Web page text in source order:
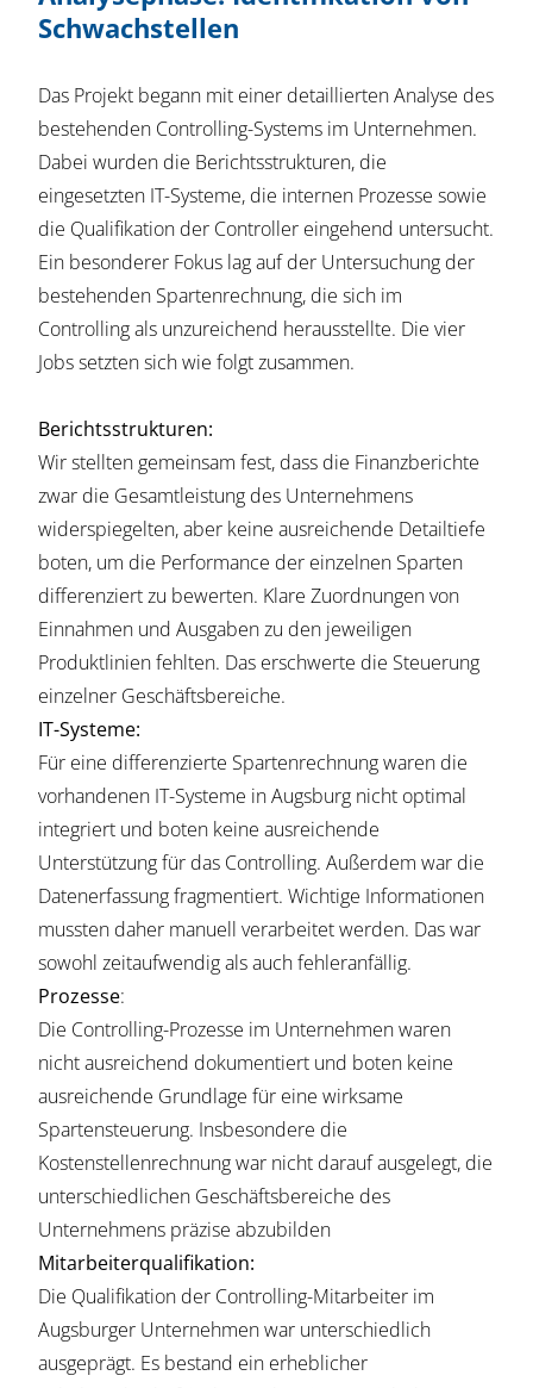
Schwachstellen
Das Projekt begann mit einer detaillierten Analyse des
bestehenden Controlling-Systems im Unternehmen.
Dabei wurden die Berichtsstrukturen, die
eingesetzten IT-Systeme, die internen Prozesse sowie
die Qualifikation der Controller eingehend untersucht.
Ein besonderer Fokus lag auf der Untersuchung der
bestehenden Spartenrechnung, die sich im
Controlling als unzureichend herausstellte. Die vier
Jobs setzten sich wie folgt zusammen.
Berichtsstrukturen:
Wir stellten gemeinsam fest, dass die Finanzberichte
zwar die Gesamtleistung des Unternehmens
widerspiegelten, aber keine ausreichende Detailtiefe
boten, um die Performance der einzelnen Sparten
differenziert zu bewerten. Klare Zuordnungen von
Einnahmen und Ausgaben zu den jeweiligen
Produktlinien fehlten. Das erschwerte die Steuerung
einzelner Geschäftsbereiche.
IT-Systeme:
Für eine differenzierte Spartenrechnung waren die
vorhandenen IT-Systeme in Augsburg nicht optimal
integriert und boten keine ausreichende
Unterstützung für das Controlling. Außerdem war die
Datenerfassung fragmentiert. Wichtige Informationen
mussten daher manuell verarbeitet werden. Das war
sowohl zeitaufwendig als auch fehleranfällig.
Prozesse:
Die Controlling-Prozesse im Unternehmen waren
nicht ausreichend dokumentiert und boten keine
ausreichende Grundlage für eine wirksame
Spartensteuerung. Insbesondere die
Kostenstellenrechnung war nicht darauf ausgelegt, die
unterschiedlichen Geschäftsbereiche des
Unternehmens präzise abzubilden
Mitarbeiterqualifikation:
Die Qualifikation der Controlling-Mitarbeiter im
Augsburger Unternehmen war unterschiedlich
ausgeprägt. Es bestand ein erheblicher